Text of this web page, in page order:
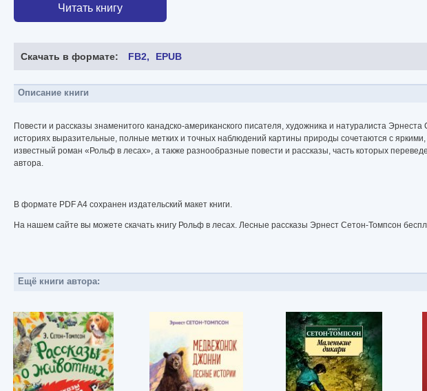
Читать книгу
Скачать в формате: FB2 EPUB
Описание книги
Повести и рассказы знаменитого канадско-американского писателя, художника и натуралиста
историях выразительные, полные метких и точных наблюдений картины природы сочетаются с
известный роман «Рольф в лесах», а также разнообразные повести и рассказы, часть которых
автора.
В формате PDF A4 сохранен издательский макет книги.
На нашем сайте вы можете скачать книгу Рольф в лесах. Лесные рассказы Эрнест Сетон-Томпсон
Ещё книги автора: